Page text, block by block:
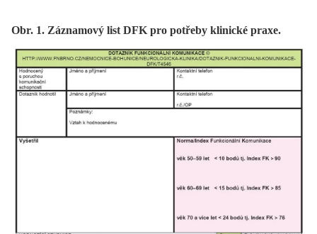
Obr. 1. Záznamový list DFK pro potřeby klinické praxe.